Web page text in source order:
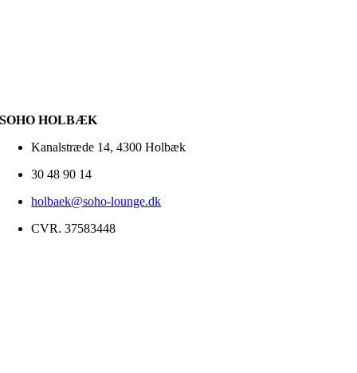
SOHO HOLBÆK
Kanalstræde 14, 4300 Holbæk
30 48 90 14
holbaek@soho-lounge.dk
CVR. 37583448